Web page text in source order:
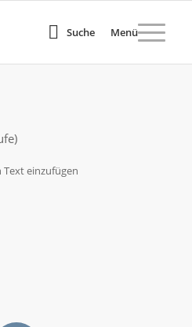
Suche Menü
Text einzufügen